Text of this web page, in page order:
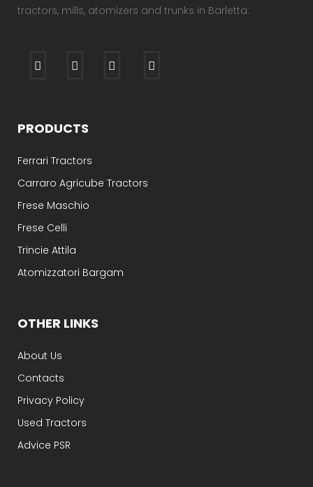
tractors, mills, atomizers and trunks in Barletta.
PRODUCTS
Ferrari Tractors
Carraro Agricube Tractors
Frese Maschio
Frese Celli
Trincie Attila
Atomizzatori Bargam
OTHER LINKS
About Us
Contacts
Privacy Policy
Used Tractors
Advice PSR